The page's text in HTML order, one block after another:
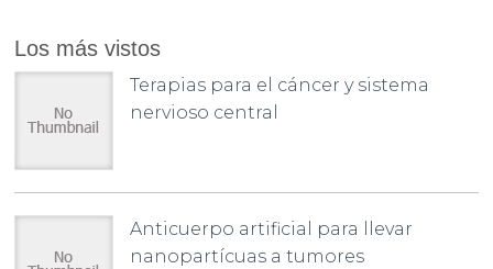
Los más vistos
Terapias para el cáncer y sistema
nervioso central
Anticuerpo artificial para llevar
nanopartícuas a tumores